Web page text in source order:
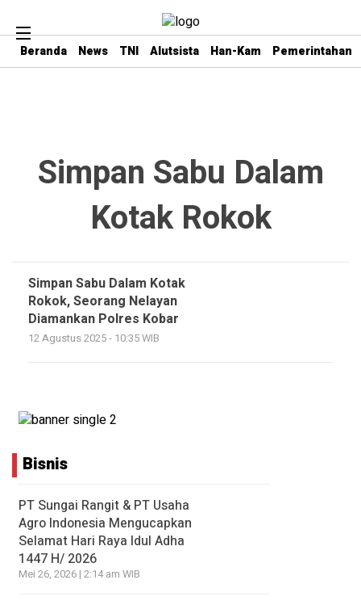
Beranda News TNI Alutsista Han-Kam Pemerintahan
Simpan Sabu Dalam
Kotak Rokok
Simpan Sabu Dalam Kotak
Rokok, Seorang Nelayan
Diamankan Polres Kobar
12 Agustus 2025 - 10:35 WIB
Bisnis
PT Sungai Rangit & PT Usaha
Agro Indonesia Mengucapkan
Selamat Hari Raya Idul Adha
1447 H/ 2026
Mei 26, 2026 | 2:14 am WIB